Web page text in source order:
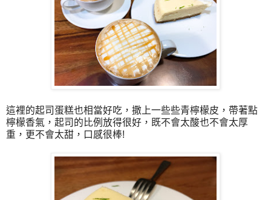
這裡的起司蛋糕也相當好吃，撒上一些些青檸檬皮，帶著點
檸檬香氣，起司的比例放得很好，既不會太酸也不會太厚
重，更不會太甜，口感很棒!